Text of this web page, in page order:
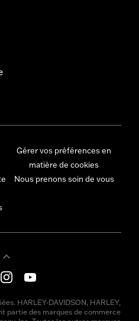
Gérer vos préférences en
matière de cookies
Nous prenons soin de vous
HARLEY-DAVIDSON, HARLEY,
partie des marques de commerce